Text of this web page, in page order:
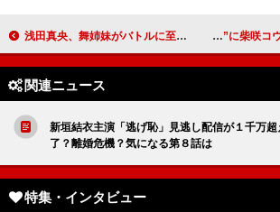
浅田真央、舞姉妹がバトルに至るまでには驚きの追跡劇が？ 全貌が分かるＷＥＢ限定ムービーを公開 桃井かおり、総額２７００万円超ジュエリ
関連ニュース
新垣結衣主演「逃げ恥」見逃し配信が１千万
了？離婚危機？気になる第８話は
特集・インタビュー